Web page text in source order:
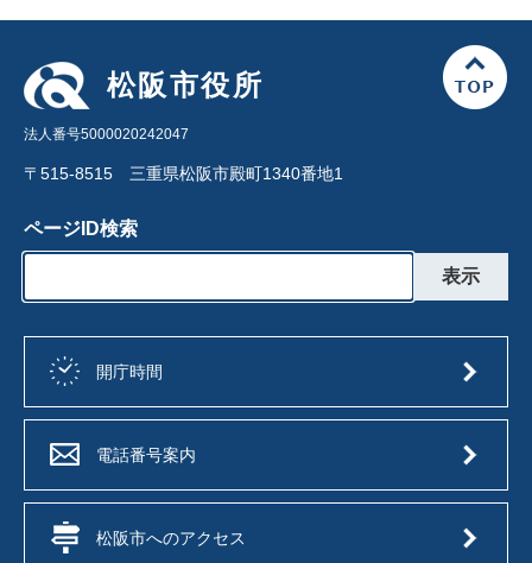
松阪市役所
法人番号5000020242047
〒515-8515 三重県松阪市殿町1340番地1
ページID検索
開庁時間
電話番号案内
松阪市へのアクセス